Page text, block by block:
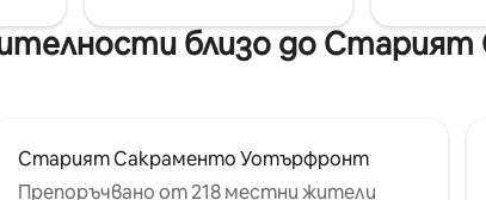
близо до
Старият Сакраменто Уотърфронт
Препоръчвано от 218 местни жители